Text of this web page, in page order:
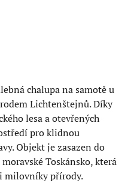
chalupa na samotě u
Lichtenštejnů. Díky
lesa a otevřených
pro klidnou
Objekt je zasazen do
Toskánsko, která
milovníky přírody.